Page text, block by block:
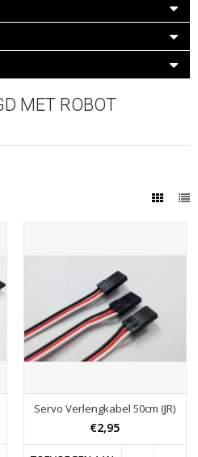
MET ROBOT
Servo Verlengkabel 50cm (JR)
€2,95